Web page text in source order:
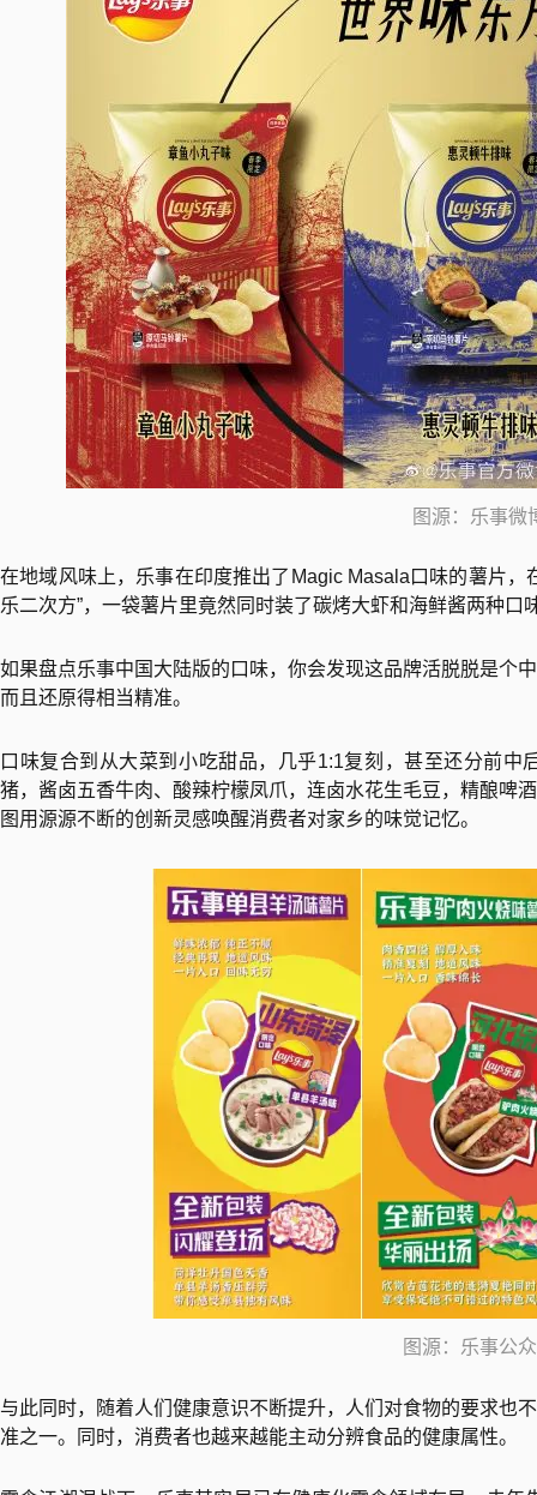
图源：乐事微
在地域风味上，乐事在印度推出了Magic Masala口味的薯片
乐二次方”，一袋薯片里竟然同时装了碳烤大虾和海鲜酱两种口
如果盘点乐事中国大陆版的口味，你会发现这品牌活脱脱是个
而且还原得相当精准。
口味复合到从大菜到小吃甜品，几乎1:1复刻，甚至还分前
猪，酱卤五香牛肉、酸辣柠檬凤爪，连卤水花生毛豆，精酿啤
图用源源不断的创新灵感唤醒消费者对家乡的味觉记忆。
图源：乐事公
与此同时，随着人们健康意识不断提升，人们对食物的要求也
准之一。同时，消费者也越来越能主动分辨食品的健康属性。